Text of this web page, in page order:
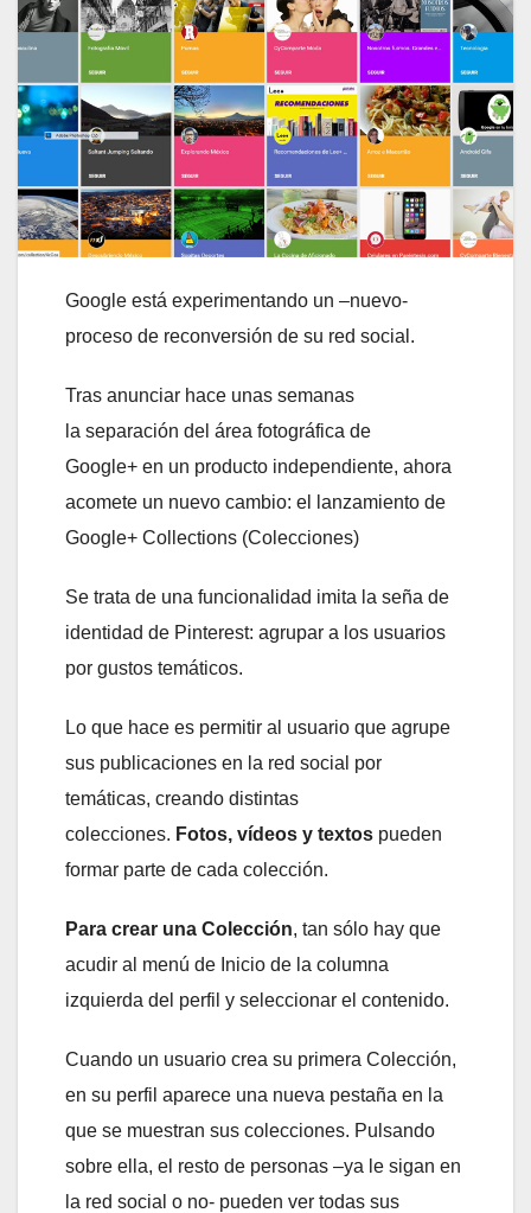
Google está experimentando un –nuevo-
proceso de reconversión de su red social.
Tras anunciar hace unas semanas
la separación del área fotográfica de
Google+ en un producto independiente, ahora
acomete un nuevo cambio: el lanzamiento de
Google+ Collections (Colecciones)
Se trata de una funcionalidad imita la seña de
identidad de Pinterest: agrupar a los usuarios
por gustos temáticos.
Lo que hace es permitir al usuario que agrupe
sus publicaciones en la red social por
temáticas, creando distintas
colecciones. Fotos, vídeos y textos pueden
formar parte de cada colección.
Para crear una Colección, tan sólo hay que
acudir al menú de Inicio de la columna
izquierda del perfil y seleccionar el contenido.
Cuando un usuario crea su primera Colección,
en su perfil aparece una nueva pestaña en la
que se muestran sus colecciones. Pulsando
sobre ella, el resto de personas –ya le sigan en
la red social o no- pueden ver todas sus